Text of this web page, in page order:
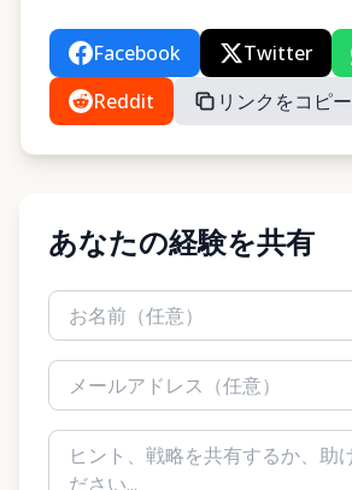
Facebook Twitter
Reddit
リンクをコピー
あなたの経験を共有